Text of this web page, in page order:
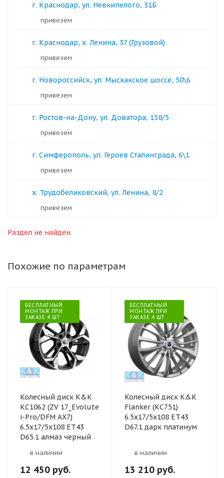
г. Краснодар, ул. Невкипелого, 31Б
Привезем
г. Краснодар, х. Ленина, 37 (Грузовой)
Привезем
г. Новороссийск, ул. Мысхакское шоссе, 50\6
Привезем
г. Ростов-на-Дону, ул. Доватора, 158/5
Привезем
г. Симферополь, ул. Героев Сталинграда, 6\1
Привезем
х. Трудобеликовский, ул. Ленина, 8/2
Привезем
Раздел не найден.
Похожие по параметрам
БЕСПЛАТНЫЙ
МОНТАЖ ПРИ
ЗАКАЗЕ 4 ШТ
Колесный диск K&K
КС1062 (ZV 17_Evolute
i-Pro/DFM AX7)
6.5x17/5x108 ET43
D65.1 алмаз черный
в наличии
12 450 руб.
БЕСПЛАТНЫЙ
МОНТАЖ ПРИ
ЗАКАЗЕ 4 ШТ
Колесный диск K&K
Flanker (КС751)
6.5x17/5x108 ET43
D67.1 дарк платинум
в наличии
13 210 руб.